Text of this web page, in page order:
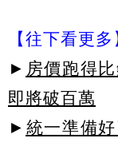
【往下看更多
► 房價跑得
即將破百萬
► 統一準備